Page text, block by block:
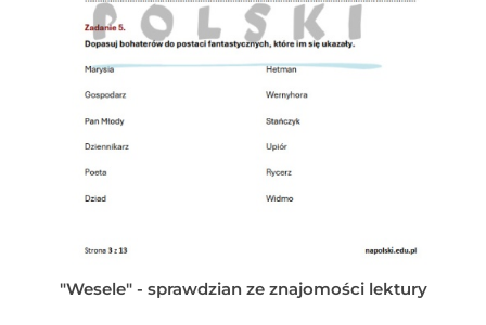
"Wesele" - sprawdzian ze znajomości lektury